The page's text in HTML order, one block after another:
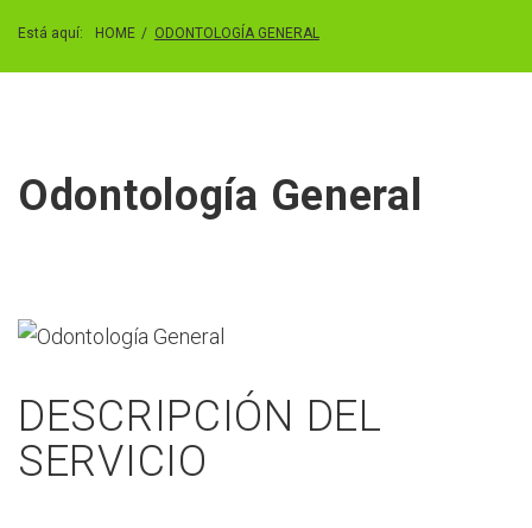
Está aquí: HOME / ODONTOLOGÍA GENERAL
Odontología General
DESCRIPCIÓN DEL
SERVICIO